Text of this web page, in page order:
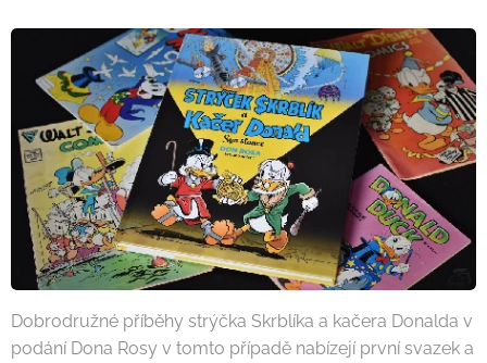
Dobrodružné příběhy strýčka Skrblíka a kačera Donalda v
podání Dona Rosy v tomto případě nabízejí první svazek a